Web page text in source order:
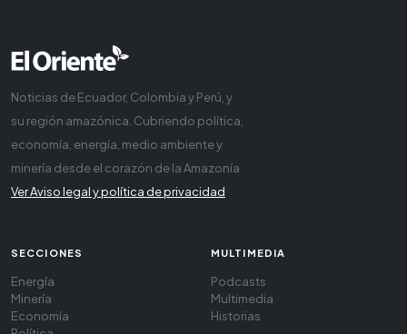
Noticias de Ecuador, Colombia y Perú, y
su región amazónica. Cubriendo política,
economía, energía, medio ambiente y
minería desde el corazón de la Amazonía
Ver Aviso legal y política de privacidad
SECCIONES
Energía
Minería
Economía
MULTIMEDIA
Podcasts
Multimedia
Historias